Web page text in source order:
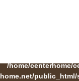
/home/centerhome/
home.net/public_html/